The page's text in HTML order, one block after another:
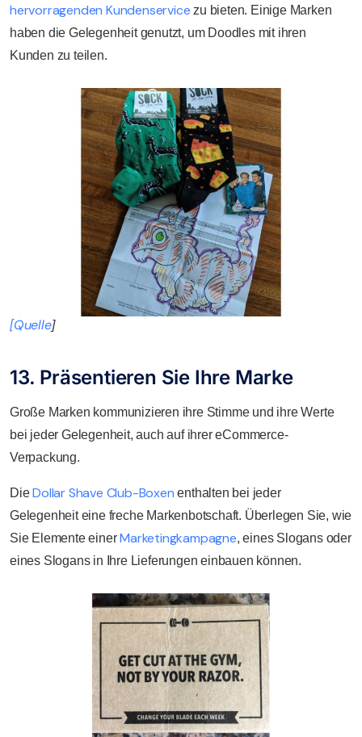
hervorragenden Kundenservice zu bieten. Einige Marken
haben die Gelegenheit genutzt, um Doodles mit ihren
Kunden zu teilen.
[Quelle]
13. Präsentieren Sie Ihre Marke
Große Marken kommunizieren ihre Stimme und ihre Werte
bei jeder Gelegenheit, auch auf ihrer eCommerce-
Verpackung.
DieDollar Shave Club-Boxen enthalten bei jeder
Gelegenheit eine freche Markenbotschaft. Überlegen Sie, wie
Sie Elemente einerMarketingkampagne, eines Slogans oder
eines Slogans in Ihre Lieferungen einbauen können.